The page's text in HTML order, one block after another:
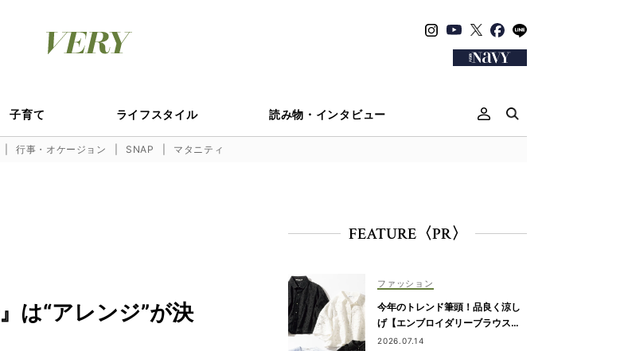
子育て ライフスタイル 読み物・インタビュー
行事・オケージョン SNAP マタニティ
は“アレンジ”が決
FEATURE〈PR〉
ファッション
今年のトレンド筆頭！品良く涼し
げ【エンブロイダリーブラウス】
が“ワーママの新定番”
2026.07.14